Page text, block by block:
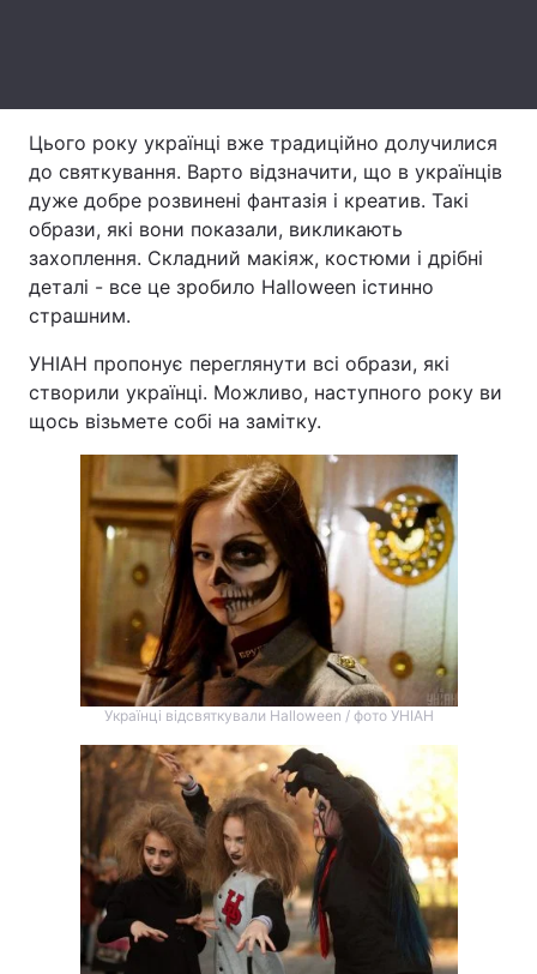
Цього року українці вже традиційно долучилися
до святкування. Варто відзначити, що в українців
дуже добре розвинені фантазія і креатив. Такі
образи, які вони показали, викликають
захоплення. Складний макіяж, костюми і дрібні
деталі - все це зробило Halloween істинно
страшним.
УНІАН пропонує переглянути всі образи, які
створили українці. Можливо, наступного року ви
щось візьмете собі на замітку.
Українці відсвяткували Halloween / фото УНІАН